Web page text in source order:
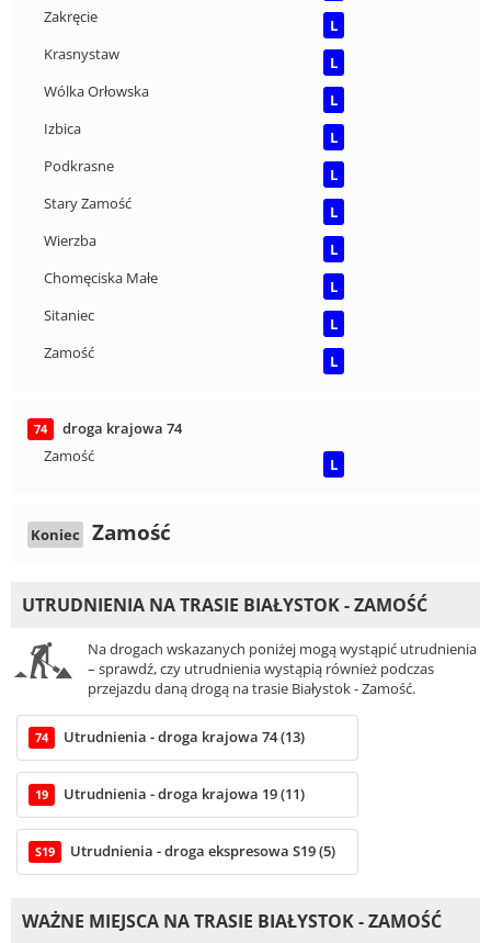
Zakręcie
L
Krasnystaw
L
Wólka Orłowska
L
Izbica
L
Podkrasne
L
Stary Zamość
L
Wierzba
L
Chomęciska Małe
L
Sitaniec
L
Zamość
L
74
droga krajowa 74
Zamość
L
Koniec Zamość
UTRUDNIENIA NA TRASIE BIAŁYSTOK - ZAMOŚĆ
Na drogach wskazanych poniżej mogą wystąpić utrudnienia
– sprawdź, czy utrudnienia wystąpią również podczas
przejazdu daną drogą na trasie Białystok - Zamość.
74 Utrudnienia - droga krajowa 74 (13)
19 Utrudnienia - droga krajowa 19 (11)
S19 Utrudnienia - droga ekspresowa S19 (5)
WAŻNE MIEJSCA NA TRASIE BIAŁYSTOK - ZAMOŚĆ